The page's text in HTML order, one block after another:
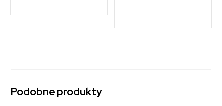
Podobne produkty